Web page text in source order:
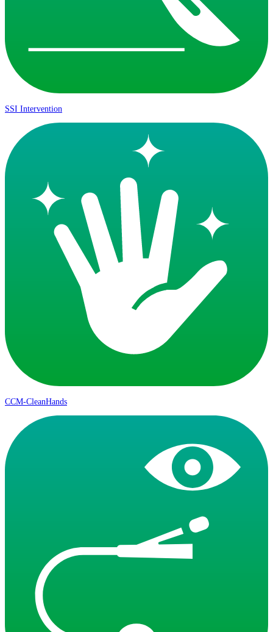
SSI Intervention
CCM-CleanHands